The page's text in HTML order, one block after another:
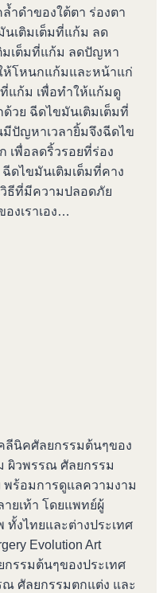
ำดำของใต้ตา ร่องตา
นเติมเต็มที่แก้ม ลด
เต็มที่แก้ม ลดปัญหา
ห้โหนกแก้มและหน้าแก่
ที่แก้ม เพื่อทำให้แก้มดู
วย ฉีดไขมันเติมเต็มที่
ปัญหาเวลายิ้มจึงฉีดไข
เพื่อลดริ้วรอยที่ร่อง
ดไขมันเติมเต็มที่คาง
ธีที่มีความปลอดภัย
องเราเอง…
ลีนิคศัลยกรรมต้นๆของ
ผิวพรรณ ศัลยกรรม
พร้อมการดูแลความงาม
ยเท้า โดยแพทย์ผู้
งไทยและต่างประเทศ
Evolution Art
กรรมต้นๆของประเทศ
ศัลยกรรมตกแต่ง และ